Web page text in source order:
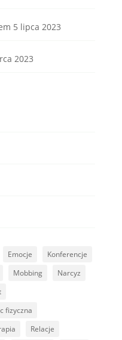
5 lipca 2023
2023
Emocje
Konferencje
Mobbing
Narcyz
fizyczna
Relacje